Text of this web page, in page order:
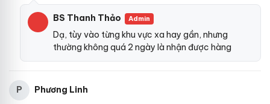
BS Thanh Thảo Admin
Dạ, tùy vào từng khu vực xa hay gần, nhưng
thường không quá 2 ngày là nhận được hàng
P
Phương Linh